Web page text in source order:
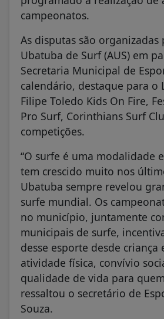
campeonatos.
As disputas são organizadas
Ubatuba de Surf (AUS) em
Secretaria Municipal de
calendário, destaque para o
Filipe Toledo Kids On Fire,
Pro Surf, Corinthians Surf
competições.
“O surfe é uma modalidade
tem crescido muito nos
Ubatuba sempre revelou
surfe mundial. Os
no município, juntamente
municipais de surfe,
desse esporte desde criança
atividade física, convívio
qualidade de vida para
ressaltou o secretário de
Souza.